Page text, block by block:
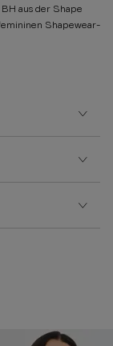
aus der Shape
Shapewear-